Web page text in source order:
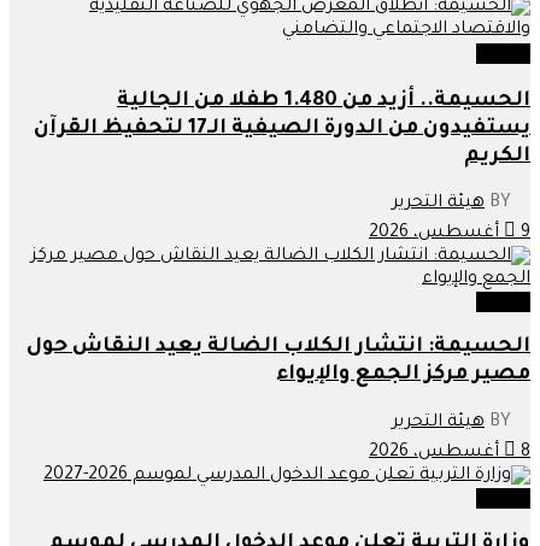
الحسيمة.. أزيد من 1.480 طفلا من الجالية
يستفيدون من الدورة الصيفية الـ17 لتحفيظ القرآن
الكريم
BY هيئة التحرير
9 أغسطس، 2026
الحسيمة: انتشار الكلاب الضالة يعيد النقاش حول
مصير مركز الجمع والإيواء
BY هيئة التحرير
8 أغسطس، 2026